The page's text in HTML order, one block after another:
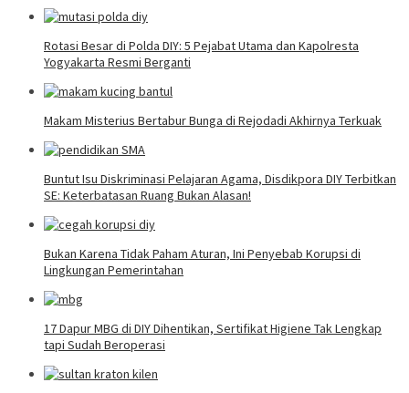
Rotasi Besar di Polda DIY: 5 Pejabat Utama dan Kapolresta
Yogyakarta Resmi Berganti
Makam Misterius Bertabur Bunga di Rejodadi Akhirnya Terkuak
Buntut Isu Diskriminasi Pelajaran Agama, Disdikpora DIY Terbitkan
SE: Keterbatasan Ruang Bukan Alasan!
Bukan Karena Tidak Paham Aturan, Ini Penyebab Korupsi di
Lingkungan Pemerintahan
17 Dapur MBG di DIY Dihentikan, Sertifikat Higiene Tak Lengkap
tapi Sudah Beroperasi